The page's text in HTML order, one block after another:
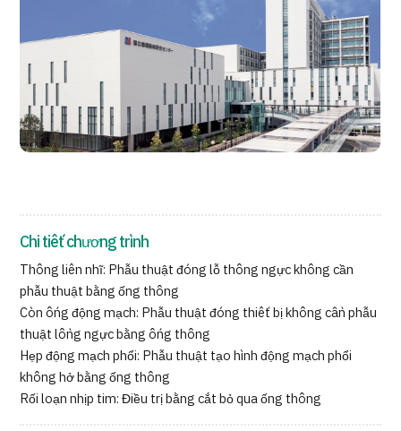
Chương trình
Tìm theo bộ phận / bệnh
Tìm theo xét nghiệm / phương pháp /
Tìm kiếm y học thẩm mỹ
Nội dung nổi bật
Dành cho cơ sở y tế
Công ty vận hành
Chính sách bảo vệ dữ liệu cá nhân
Hướng dẫn và chính sách của công ty
Chi tiết chương trình
Thông liên nhĩ: Phẫu thuật đóng lỗ thông ngực không cần
phẫu thuật bằng ống thông
Còn ống động mạch: Phẫu thuật đóng thiết bị không cần phẫu
thuật lồng ngực bằng ống thông
Hẹp động mạch phổi: Phẫu thuật tạo hình động mạch phổi
không hở bằng ống thông
Rối loạn nhịp tim: Điều trị bằng cắt bỏ qua ống thông